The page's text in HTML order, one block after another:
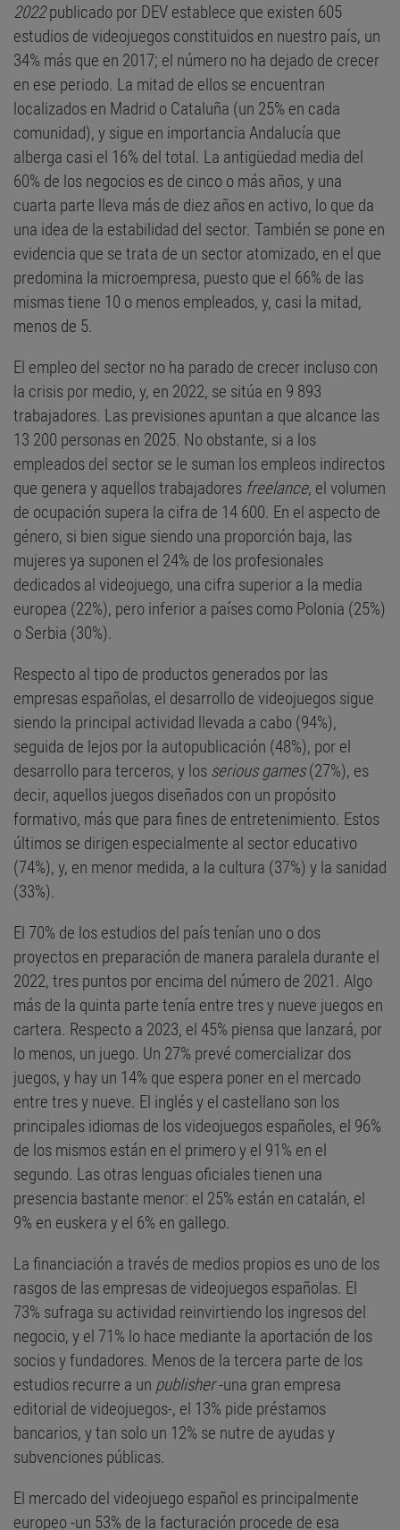
2022publicado por DEV establece que existen 605
estudios de videojuegos constituidos en nuestro país, un
34% más que en 2017; el número no ha dejado de crecer
en ese periodo. La mitad de ellos se encuentran
localizados en Madrid o Cataluña (un 25% en cada
comunidad), y sigue en importancia Andalucía que
alberga casi el 16% del total. La antigüedad media del
60% de los negocios es de cinco o más años, y una
cuarta parte lleva más de diez años en activo, lo que da
una idea de la estabilidad del sector. También se pone en
evidencia que se trata de un sector atomizado, en el que
predomina la microempresa, puesto que el 66% de las
mismas tiene 10 o menos empleados, y, casi la mitad,
menos de 5.
El empleo del sector no ha parado de crecer incluso con
la crisis por medio, y, en 2022, se sitúa en 9 893
trabajadores. Las previsiones apuntan a que alcance las
13 200 personas en 2025. No obstante, si a los
empleados del sector se le suman los empleos indirectos
que genera y aquellos trabajadores freelance, el volumen
de ocupación supera la cifra de 14 600. En el aspecto de
género, si bien sigue siendo una proporción baja, las
mujeres ya suponen el 24% de los profesionales
dedicados al videojuego, una cifra superior a la media
europea (22%), pero inferior a países como Polonia (25%)
o Serbia (30%).
Respecto al tipo de productos generados por las
empresas españolas, el desarrollo de videojuegos sigue
siendo la principal actividad llevada a cabo (94%),
seguida de lejos por la autopublicación (48%), por el
desarrollo para terceros, y los serious games(27%), es
decir, aquellos juegos diseñados con un propósito
formativo, más que para fines de entretenimiento. Estos
últimos se dirigen especialmente al sector educativo
(74%), y, en menor medida, a la cultura (37%) y la sanidad
(33%).
El 70% de los estudios del país tenían uno o dos
proyectos en preparación de manera paralela durante el
2022, tres puntos por encima del número de 2021. Algo
más de la quinta parte tenía entre tres y nueve juegos en
cartera. Respecto a 2023, el 45% piensa que lanzará, por
lo menos, un juego. Un 27% prevé comercializar dos
juegos, y hay un 14% que espera poner en el mercado
entre tres y nueve. El inglés y el castellano son los
principales idiomas de los videojuegos españoles, el 96%
de los mismos están en el primero y el 91% en el
segundo. Las otras lenguas oficiales tienen una
presencia bastante menor: el 25% están en catalán, el
9% en euskera y el 6% en gallego.
La financiación a través de medios propios es uno de los
rasgos de las empresas de videojuegos españolas. El
73% sufraga su actividad reinvirtiendo los ingresos del
negocio, y el 71% lo hace mediante la aportación de los
socios y fundadores. Menos de la tercera parte de los
estudios recurre a un publisher-una gran empresa
editorial de videojuegos-, el 13% pide préstamos
bancarios, y tan solo un 12% se nutre de ayudas y
subvenciones públicas.
El mercado del videojuego español es principalmente
europeo -un 53% de la facturación procede de esa